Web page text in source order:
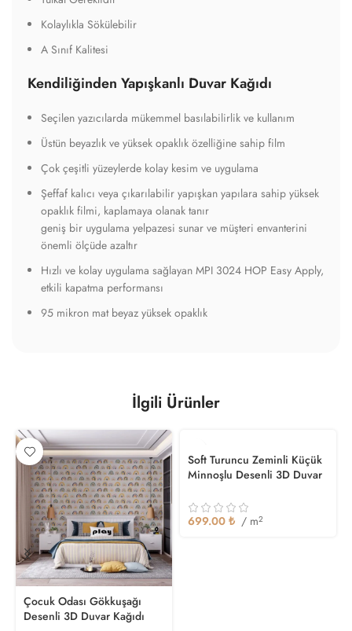
Kolaylıkla Sökülebilir
A Sınıf Kalitesi
Kendiliğinden Yapışkanlı Duvar Kağıdı
Seçilen yazıcılarda mükemmel basılabilirlik ve kullanım
Üstün beyazlık ve yüksek opaklık özelliğine sahip film
Çok çeşitli yüzeylerde kolay kesim ve uygulama
Şeffaf kalıcı veya çıkarılabilir yapışkan yapılara sahip yüksek
opaklık filmi, kaplamaya olanak tanır
geniş bir uygulama yelpazesi sunar ve müşteri envanterini
önemli ölçüde azaltır
Hızlı ve kolay uygulama sağlayan MPI 3024 HOP Easy Apply,
etkili kapatma performansı
95 mikron mat beyaz yüksek opaklık
İlgili Ürünler
Çocuk Odası Gökkuşağı
Desenli 3D Duvar Kağıdı
Soft Turuncu Zeminli Küçük
Minnoşlu Desenli 3D Duvar
699.00 ₺ / m2